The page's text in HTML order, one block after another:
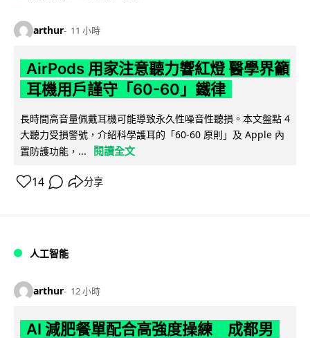
arthur 11 小時
AirPods 用家注意聽力響紅燈 醫學界籲
耳機用戶謹守「60-60」鐵律
長時間高音量佩戴耳機可能導致永久性噪音性聽損。本文盤點 4
大聽力受損警號，介紹科學護耳的「60-60 原則」及 Apple 內
置防護功能，...
閱讀全文
14 分享
人工智能
arthur 12 小時
AI 減肥餐單配合高強度操練 成都男